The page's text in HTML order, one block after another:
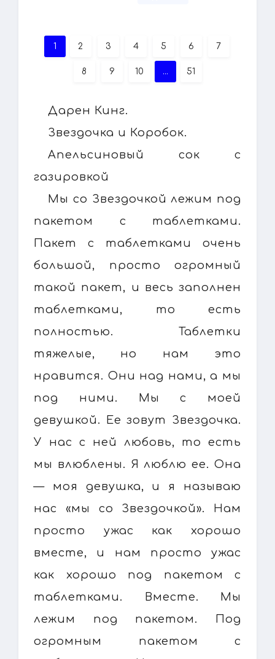
1 2 3 4 5 6 7
8 9 10 ... 51
Дарен Кинг.
Звездочка и Коробок.
Апельсиновый сок с
газировкой
Мы со Звездочкой лежим под
пакетом с таблетками.
Пакет с таблетками очень
большой, просто огромный
такой пакет, и весь заполнен
таблетками, то есть
полностью. Таблетки
тяжелые, но нам это
нравится. Они над нами, а мы
под ними. Мы с моей
девушкой. Ее зовут Звездочка.
У нас с ней любовь, то есть
мы влюблены. Я люблю ее. Она
— моя девушка, и я называю
нас «мы со Звездочкой». Нам
просто ужас как хорошо
вместе, и нам просто ужас
как хорошо под пакетом с
таблетками. Вместе. Мы
лежим под пакетом. Под
огромным пакетом с